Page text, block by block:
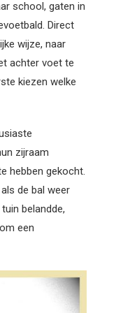
school, gaten in
Direct
wijze, naar
achter voet te
kiezen welke
zijraam
hebben gekocht.
de bal weer
belandde,
een